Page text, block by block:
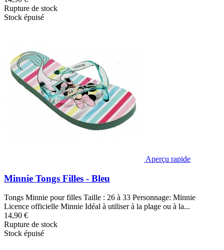
Rupture de stock
Stock épuisé
Aperçu rapide
Minnie Tongs Filles - Bleu
Tongs Minnie pour filles Taille : 26 à 33 Personnage: Minnie
Licence officielle Minnie Idéal à utiliser à la plage ou à la...
14,90 €
Rupture de stock
Stock épuisé